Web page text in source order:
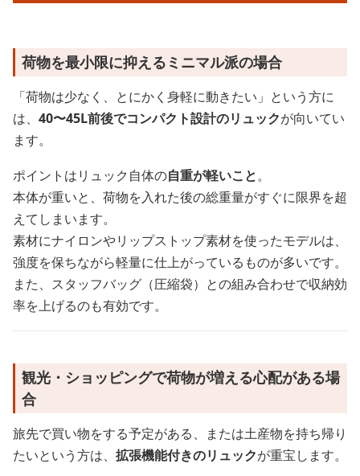
荷物を最小限に抑えるミニマル派の場合
「荷物は少なく、とにかく身軽に動きたい」という方に
は、 40〜45L前後でコンパクト設計のリュックが向いてい
ます。
ポイントはリュック自体の自重が軽いこと。
本体が重いと、荷物を入れた後の総重量がすぐに限界を超
えてしまいます。
素材にナイロンやリップストップ素材を使ったモデルは、
強度を保ちながら軽量に仕上がっているものが多いです。
また、スタッフバッグ（圧縮袋）との組み合わせで収納効
率を上げるのも有効です。
観光・ショッピングで荷物が増える心配がある場
合
旅先で買い物をする予定がある、または土産物を持ち帰り
たいという方は、 拡張機能付きのリュックが重宝します。